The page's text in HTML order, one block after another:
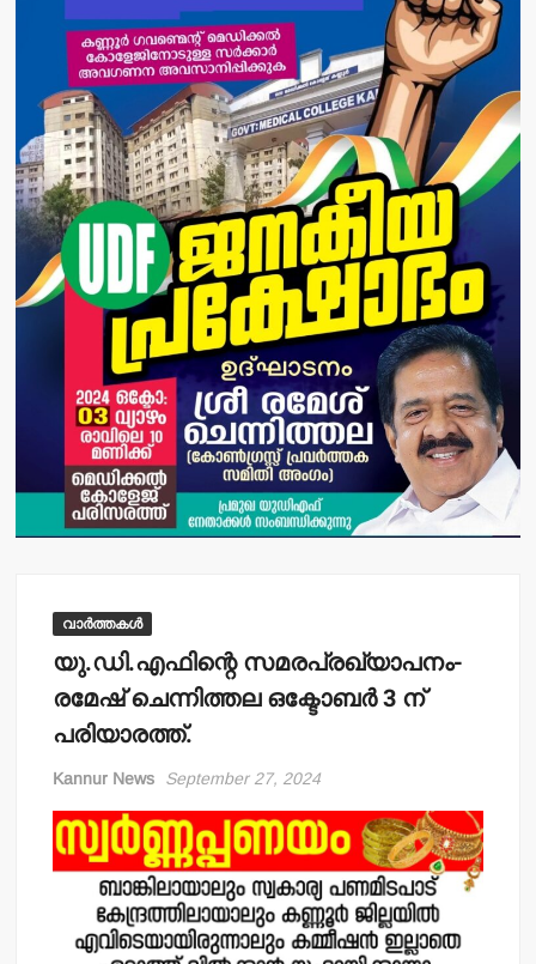
വാർത്തകൾ
യു.ഡി.എഫിന്റെ സമരപ്രഖ്യാപനം-
രമേഷ് ചെന്നിത്തല ഒക്ടോബര്‍ 3 ന്
പരിയാരത്ത്.
Kannur News September 27, 2024